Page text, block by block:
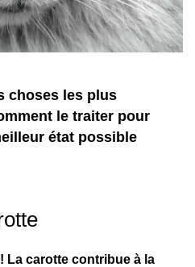
choses les plus
le traiter pour
état possible
La carotte contribue à la